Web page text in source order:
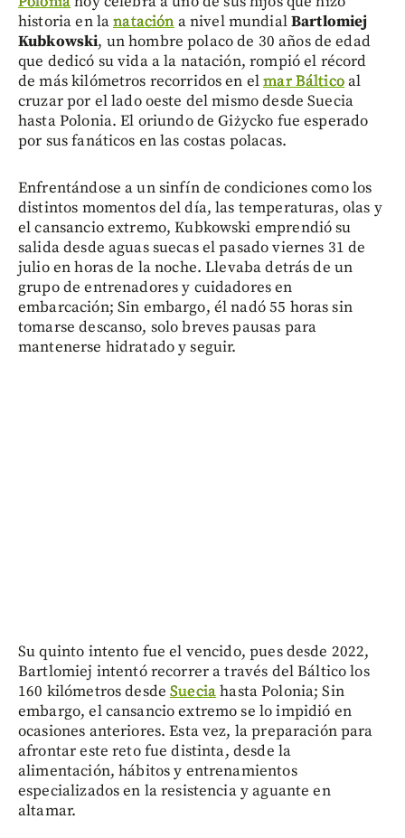
historia en lanatación a nivel mundialBartlomiej
Kubkowski, un hombre polaco de 30 años de edad
que dedicó su vida a la natación, rompió el récord
de más kilómetros recorridos en elmar Bálticoal
cruzar por el lado oeste del mismo desde Suecia
hasta Polonia. El oriundo de Giżycko fue esperado
por sus fanáticos en las costas polacas.
Enfrentándose a un sinfín de condiciones como los
distintos momentos del día, las temperaturas, olas y
el cansancio extremo, Kubkowski emprendió su
salida desde aguas suecas el pasado viernes 31 de
julio en horas de la noche. Llevaba detrás de un
grupo de entrenadores y cuidadores en
embarcación; Sin embargo, él nadó 55 horas sin
tomarse descanso, solo breves pausas para
mantenerse hidratado y seguir.
Su quinto intento fue el vencido, pues desde 2022,
Bartlomiej intentó recorrer a través del Báltico los
160 kilómetros desdeSueciahasta Polonia; Sin
embargo, el cansancio extremo se lo impidió en
ocasiones anteriores. Esta vez, la preparación para
afrontar este reto fue distinta, desde la
alimentación, hábitos y entrenamientos
especializados en la resistencia y aguante en
altamar.